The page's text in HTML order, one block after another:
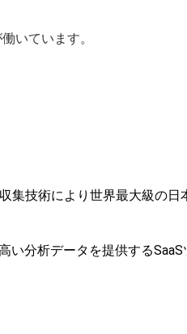
いています。
技術により世界最大級の日
い分析データを提供する